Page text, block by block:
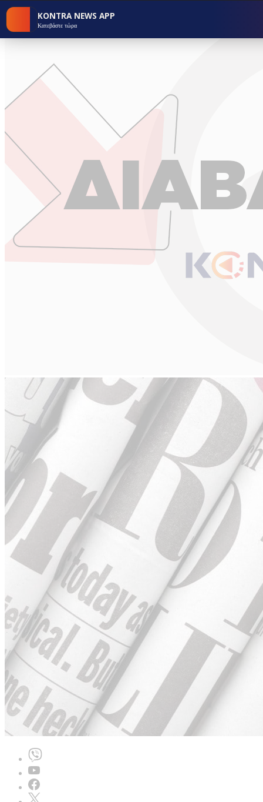
KONTRA NEWS APP
Κατεβάστε τώρα